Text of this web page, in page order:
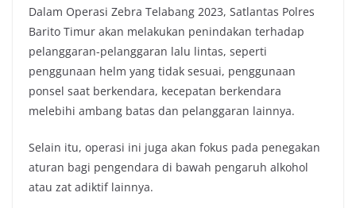
Dalam Operasi Zebra Telabang 2023, Satlantas Polres
Barito Timur akan melakukan penindakan terhadap
pelanggaran-pelanggaran lalu lintas, seperti
penggunaan helm yang tidak sesuai, penggunaan
ponsel saat berkendara, kecepatan berkendara
melebihi ambang batas dan pelanggaran lainnya.
Selain itu, operasi ini juga akan fokus pada penegakan
aturan bagi pengendara di bawah pengaruh alkohol
atau zat adiktif lainnya.